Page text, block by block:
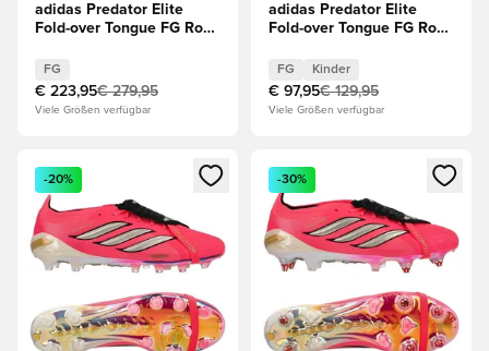
adidas Predator Elite
Fold-over Tongue FG Road
Turbo/Thermal
Chrome/Schwarz
FG
€ 223,95€ 279,95
Viele Größen verfügbar
adidas Predator Elite
Fold-over Tongue FG Road
Turbo/Thermal
Chrome/Schwarz Kinder
FG Kinder
€ 97,95€ 129,95
Viele Größen verfügbar
Öffnet ein Fenster zum Anmelden oder Registrieren als
-20%
Öffnet ein Fenster zum
-30%